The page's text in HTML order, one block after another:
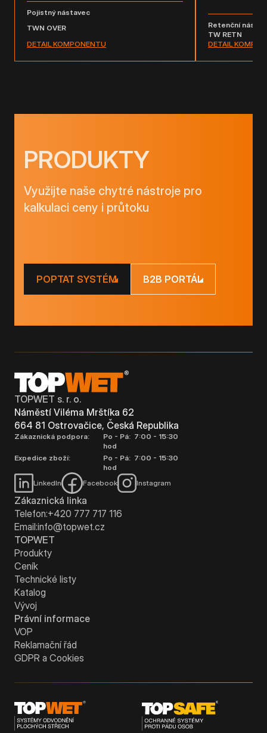
Pojistný nástavec
TWN OVER
DETAIL KOMPONENTU
Retenční
TW RETN
DETAIL
PRODUKTY
Využijte naše chytré nástroje pro
kalkulaci ceny i průtoku
B2B PORTÁL
POPTAT SYSTÉM
TOPWET s. r. o.
Náměstí Viléma Mrštíka 62
664 81 Ostrovačice, Česká Republika
Zákaznická podpora:
Po - Pá: 7:00 - 15:30
hod
Expedice zboží:
Po - Pá: 7:00 - 15:30
hod
LinkedIn
Facebook Instagram
Zákaznická linka
Telefon:+420 777 717 116
Email:info@topwet.cz
TOPWET
Produkty
Ceník
Technické listy
Katalog
Vývoj
Právní informace
VOP
Reklamační řád
GDPR a Cookies